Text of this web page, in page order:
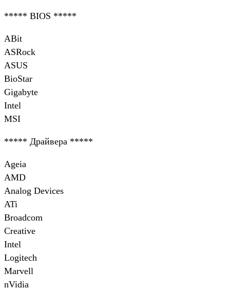
***** BIOS *****
ABit
ASRock
ASUS
BioStar
Gigabyte
Intel
MSI
***** Драйвера *****
Ageia
AMD
Analog Devices
ATi
Broadcom
Creative
Intel
Logitech
Marvell
nVidia